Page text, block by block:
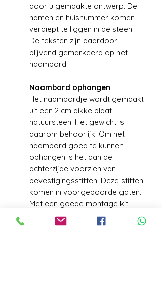
door u gemaakte ontwerp. De
namen en huisnummer komen
verdiept te liggen in de steen.
De teksten zijn daardoor
blijvend gemarkeerd op het
naambord.
Naambord ophangen
Het naambordje wordt gemaakt
uit een 2 cm dikke plaat
natuursteen. Het gewicht is
daarom behoorlijk. Om het
naambord goed te kunnen
ophangen is het aan de
achterzijde voorzien van
bevestigingsstiften. Deze stiften
komen in voorgeboorde gaten.
Met een goede montage kit
blijft het naambord op zijn plek.